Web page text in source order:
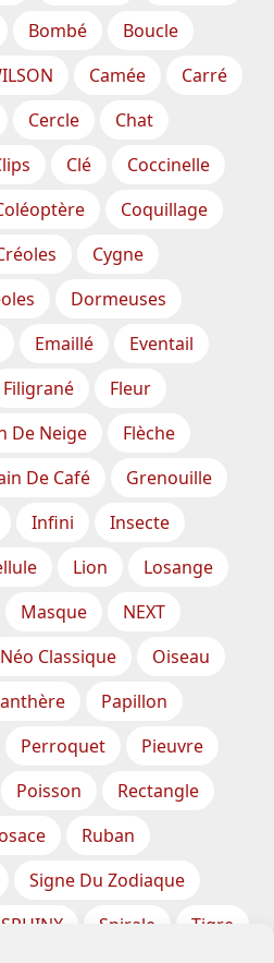
Bombé
Boucle
Camée
Carré
Cercle
Chat
Clé
Coccinelle
Coquillage
Cygne
Dormeuses
Emaillé
Eventail
Filigrané
Fleur
De Neige
Flèche
De Café
Grenouille
Infini
Insecte
Lion
Losange
Masque
NEXT
Néo Classique
Oiseau
Papillon
Perroquet
Pieuvre
Poisson
Rectangle
Ruban
Signe Du Zodiaque
SPHINX Spirale
Tigre